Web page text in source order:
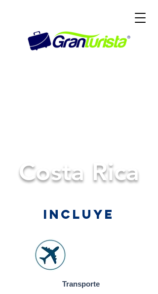
Costa Rica
Incluye
Transporte